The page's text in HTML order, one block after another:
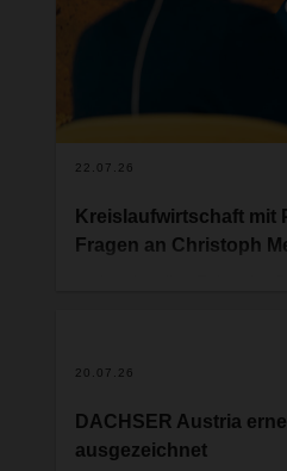
22.07.26
Kreislaufwirtschaft mit
Fragen an Christoph
die Entwicklung einer
geführten
einem Austauschprogramm
20.07.26
DACHSER Austria
ausgezeichnet